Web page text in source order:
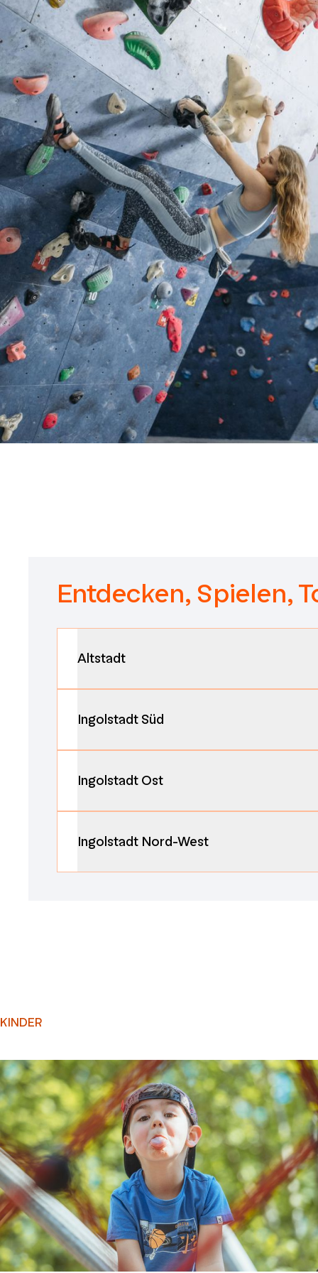
Entdecken, Spielen,
Altstadt
Ingolstadt Süd
Ingolstadt Ost
Ingolstadt Nord-West
KINDER